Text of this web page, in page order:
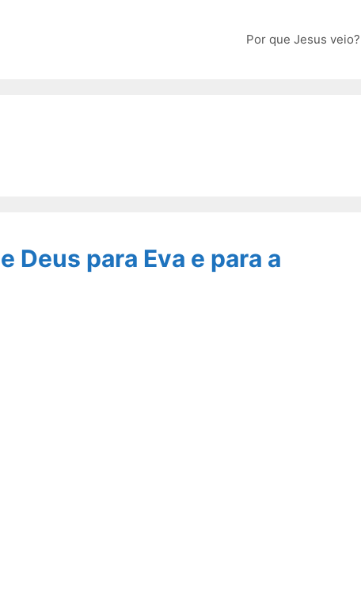
Por que Jesus veio?
Deus para Eva e para a